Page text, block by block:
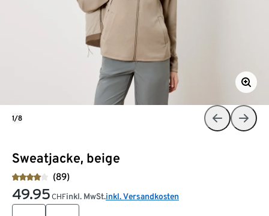
Sweatjacke, beige
(89)
49.95 CHFinkl. MwSt.inkl. Versandkosten
1/8